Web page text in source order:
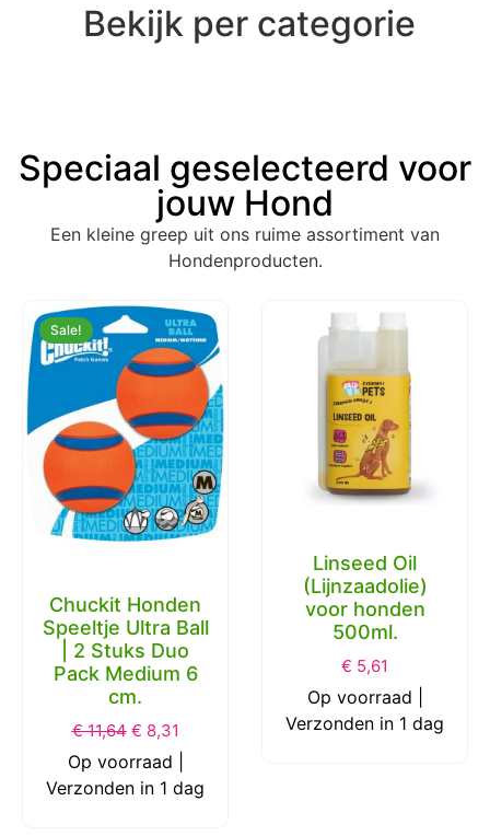
Bekijk per categorie
Speciaal geselecteerd voor
jouw Hond
Een kleine greep uit ons ruime assortiment van
Hondenproducten.
Sale!
Chuckit Honden
Speeltje Ultra Ball
| 2 Stuks Duo
Pack Medium 6
cm.
€11,64 € 8,31
Op voorraad |
Verzonden in 1 dag
Linseed Oil
(Lijnzaadolie)
voor honden
500ml.
€ 5,61
Op voorraad |
Verzonden in 1 dag